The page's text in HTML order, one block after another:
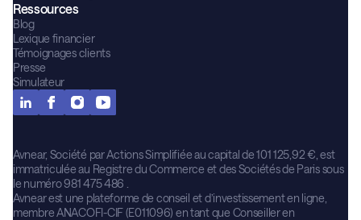
Ressources
Blog
Lexique financier
Témoignages clients
Presse
Simulateur
Avnear, Société par Actions Simplifiée au capital de 101 125,92 €, est
immatriculée au Registre du Commerce et des Sociétés de Paris sous
le numéro 981 475 486 .
Avnear est une plateforme de conseil et d’investissement en ligne,
membre ANACOFI-CIF (E011096) en tant que Conseiller en